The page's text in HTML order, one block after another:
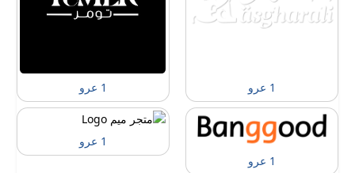
1 عرو 1 عرو
1 عرو
1 عرو